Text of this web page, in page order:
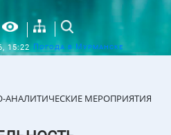
15:22 Погода в Мурманске
АНАЛИТИЧЕСКИЕ МЕРОПРИЯТИЯ